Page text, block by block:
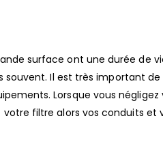
surface ont une durée de
souvent. Il est très important
Lorsque vous
filtre alors vos conduits